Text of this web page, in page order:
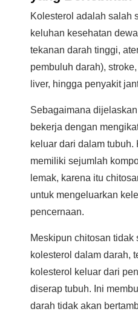
Kolesterol adalah salah
keluhan kesehatan
tekanan darah tinggi,
pembuluh darah),
liver, hingga penyakit
Sebagaimana
bekerja dengan
keluar dari dalam
memiliki sejumlah
lemak, karena itu
untuk mengeluarkan
pencernaan.
Meskipun chitosan tidak
kolesterol dalam darah,
kolesterol keluar dari
diserap tubuh. Ini
darah tidak akan